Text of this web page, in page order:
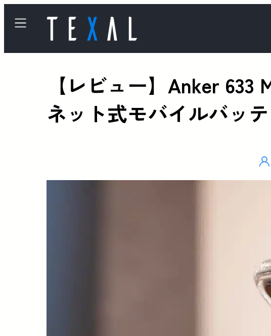
【レビュー】Anker
ネット式モバイルバッ